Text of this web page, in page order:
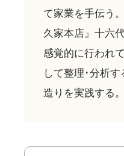
て家業を手伝う
久家本店』十六
感覚的に行われ
して整理･分析
造りを実践する。